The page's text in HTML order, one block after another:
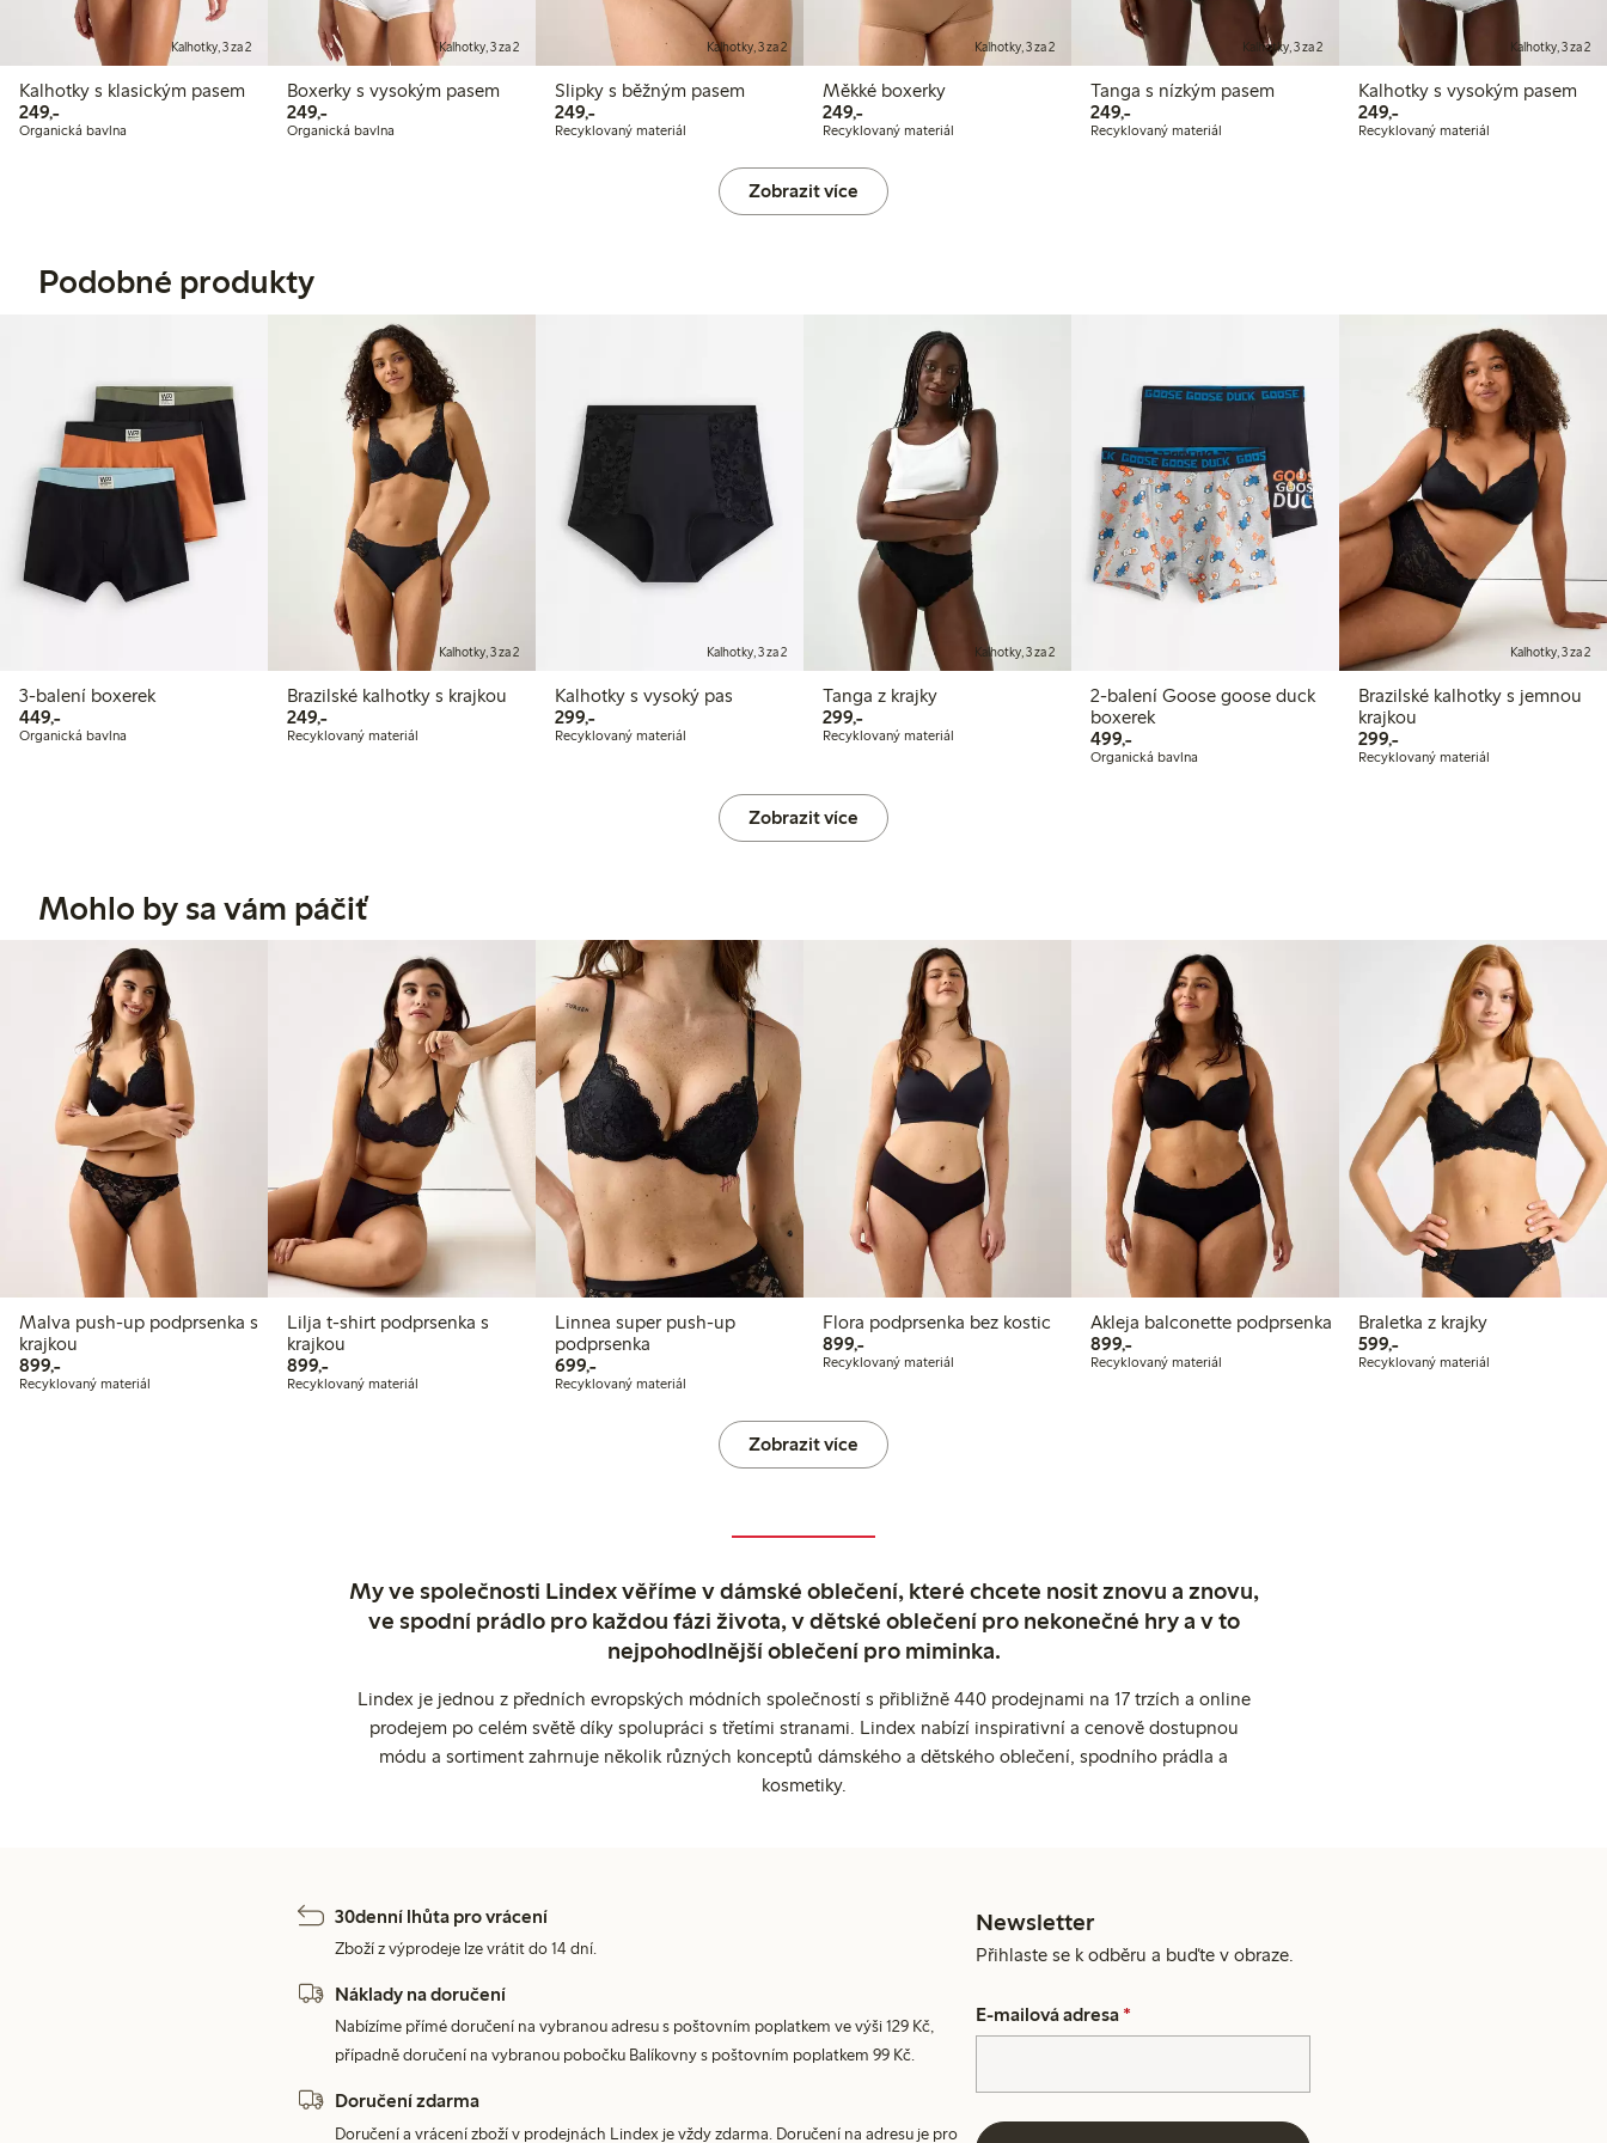
Kalhotky, 3 za 2
Kalhotky s klasickým pasem
249,-249,00 Kč
Organická bavlna
Kalhotky, 3 za 2
Boxerky s vysokým pasem
249,-249,00 Kč
Organická bavlna
Kalhotky, 3 za 2
Slipky s běžným pasem
249,-249,00 Kč
Recyklovaný materiál
Kalhotky, 3 za 2
Měkké boxerky
249,-249,00 Kč
Recyklovaný materiál
Kalhotky, 3 za 2
Tanga s nízkým pasem
249,-249,00 Kč
Recyklovaný materiál
Kalhotky, 3 za 2
Kalhotky s vysokým pasem
249,-249,00 Kč
Recyklovaný materiál
Zobrazit více
Podobné produkty
3-balení boxerek
449,-449,00 Kč
Organická bavlna
Kalhotky, 3 za 2
Brazilské kalhotky s krajkou
249,-249,00 Kč
Recyklovaný materiál
Kalhotky, 3 za 2
Kalhotky s vysoký pas
299,-299,00 Kč
Recyklovaný materiál
Kalhotky, 3 za 2
Tanga z krajky
299,-299,00 Kč
Recyklovaný materiál
2-balení Goose goose duck
boxerek
499,-499,00 Kč
Organická bavlna
Kalhotky, 3 za 2
Brazilské kalhotky s jemnou
krajkou
299,-299,00 Kč
Recyklovaný materiál
Zobrazit více
Mohlo by sa vám páčiť
Malva push-up podprsenka s
krajkou
899,-899,00 Kč
Recyklovaný materiál
Lilja t-shirt podprsenka s
krajkou
899,-899,00 Kč
Recyklovaný materiál
Linnea super push-up
podprsenka
699,-699,00 Kč
Recyklovaný materiál
Flora podprsenka bez kostic
899,-899,00 Kč
Recyklovaný materiál
Akleja balconette podprsenka
899,-899,00 Kč
Recyklovaný materiál
Braletka z krajky
599,-599,00 Kč
Recyklovaný materiál
Zobrazit více
My ve společnosti Lindex věříme v dámské oblečení, které chcete nosit znovu a znovu,
ve spodní prádlo pro každou fázi života, v dětské oblečení pro nekonečné hry a v to
nejpohodlnější oblečení pro miminka.
Lindex je jednou z předních evropských módních společností s přibližně 440 prodejnami na 17 trzích a online
prodejem po celém světě díky spolupráci s třetími stranami. Lindex nabízí inspirativní a cenově dostupnou
módu a sortiment zahrnuje několik různých konceptů dámského a dětského oblečení, spodního prádla a
kosmetiky.
30denní lhůta pro vrácení
Zboží z výprodeje lze vrátit do 14 dní.
Náklady na doručení
Nabízíme přímé doručení na vybranou adresu s poštovním poplatkem ve výši 129 Kč,
případně doručení na vybranou pobočku Balíkovny s poštovním poplatkem 99 Kč.
Doručení zdarma
Doručení a vrácení zboží v prodejnách Lindex je vždy zdarma. Doručení na adresu je pro
Newsletter
Přihlaste se k odběru a buďte v obraze.
E-mailová adresa *